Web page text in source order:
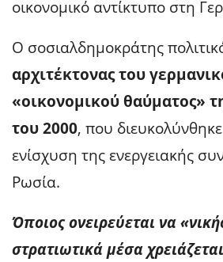
οικονομικό αντίκτυπο στη
Ο σοσιαλδημοκράτης
αρχιτέκτονας του
«οικονομικού θαύματος»
του 2000, που
ενίσχυση της ενεργειακής
Ρωσία.
Όποιος ονειρεύεται να
στρατιωτικά μέσα